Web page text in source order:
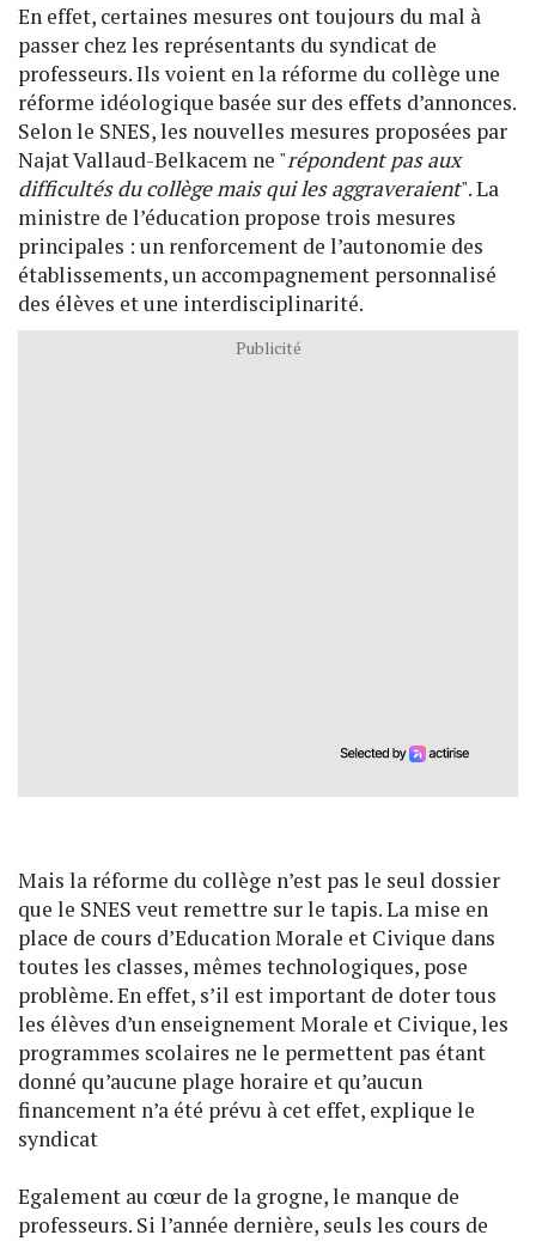
En effet, certaines mesures ont toujours du mal à
passer chez les représentants du syndicat de
professeurs. Ils voient en la réforme du collège une
réforme idéologique basée sur des effets d’annonces.
Selon le SNES, les nouvelles mesures proposées par
Najat Vallaud-Belkacem ne "répondent pas aux
difficultés du collège mais qui les aggraveraient". La
ministre de l’éducation propose trois mesures
principales : un renforcement de l’autonomie des
établissements, un accompagnement personnalisé
des élèves et une interdisciplinarité.
Publicité
Mais la réforme du collège n’est pas le seul dossier
que le SNES veut remettre sur le tapis. La mise en
place de cours d’Education Morale et Civique dans
toutes les classes, mêmes technologiques, pose
problème. En effet, s’il est important de doter tous
les élèves d’un enseignement Morale et Civique, les
programmes scolaires ne le permettent pas étant
donné qu’aucune plage horaire et qu’aucun
financement n’a été prévu à cet effet, explique le
syndicat
Egalement au cœur de la grogne, le manque de
professeurs. Si l’année dernière, seuls les cours de